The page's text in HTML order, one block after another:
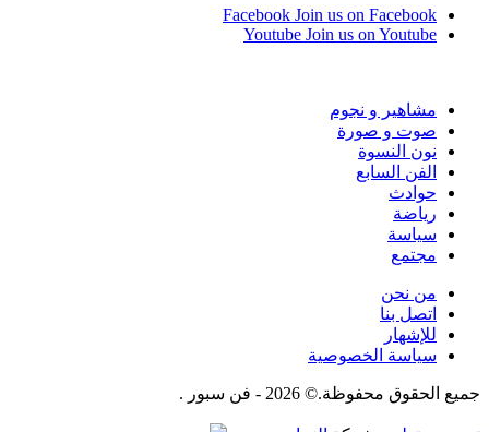
Facebook Join us on Facebook
Youtube Join us on Youtube
مشاهير و نجوم
صوت و صورة
نون النسوة
الفن السابع
حوادث
رياضة
سياسة
مجتمع
من نحن
اتصل بنا
للإشهار
سياسة الخصوصية
جميع الحقوق محفوظة.© 2026 - فن سبور .